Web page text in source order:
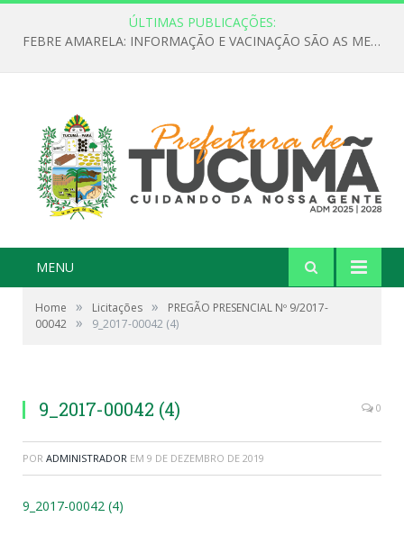
ÚLTIMAS PUBLICAÇÕES:
FEBRE AMARELA: INFORMAÇÃO E VACINAÇÃO SÃO AS MELHORES FORMAS DE PREVENÇÃO
MENU
Home » Licitações »
PREGÃO PRESENCIAL Nº 9/2017-
00042 » 9_2017-00042 (4)
9_2017-00042 (4) 0
POR ADMINISTRADOR EM 9 DE DEZEMBRO DE 2019
9_2017-00042 (4)